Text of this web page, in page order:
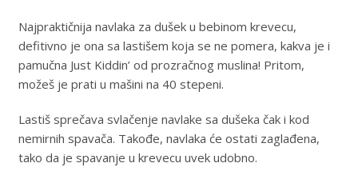
Najpraktičnija navlaka za dušek u bebinom krevecu,
defitivno je ona sa lastišem koja se ne pomera, kakva je i
pamučna Just Kiddin’ od prozračnog muslina! Pritom,
možeš je prati u mašini na 40 stepeni.
Lastiš sprečava svlačenje navlake sa dušeka čak i kod
nemirnih spavača. Takođe, navlaka će ostati zaglađena,
tako da je spavanje u krevecu uvek udobno.